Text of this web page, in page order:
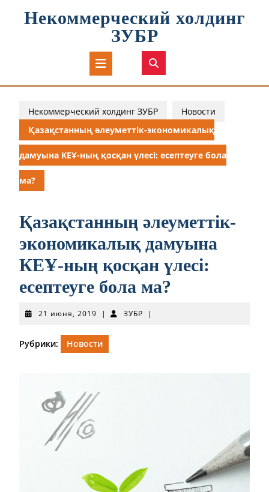
Некоммерческий холдинг
ЗУБР
Кнопка
Открыть
Некоммерческий холдинг ЗУБР
Новости
Қазақстанның әлеуметтік-экономикалық
дамуына КЕҰ-ның қосқан үлесі: есептеуге бола
ма?
Қазақстанның әлеуметтік-
экономикалық дамуына
КЕҰ-ның қосқан үлесі:
есептеуге бола ма?
21 июня, 2019 21
2019
| ЗУБР ЗУБР
|
Рубрики: Новости